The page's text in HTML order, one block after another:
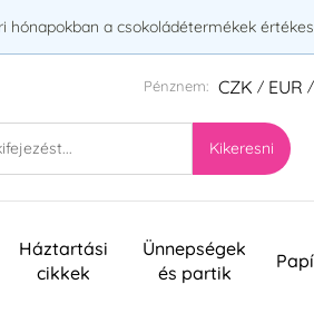
a csokoládétermékek
Pénznem: CZK / EUR /
Kikeresni
Háztartási
cikkek
Ünnepségek
és partik